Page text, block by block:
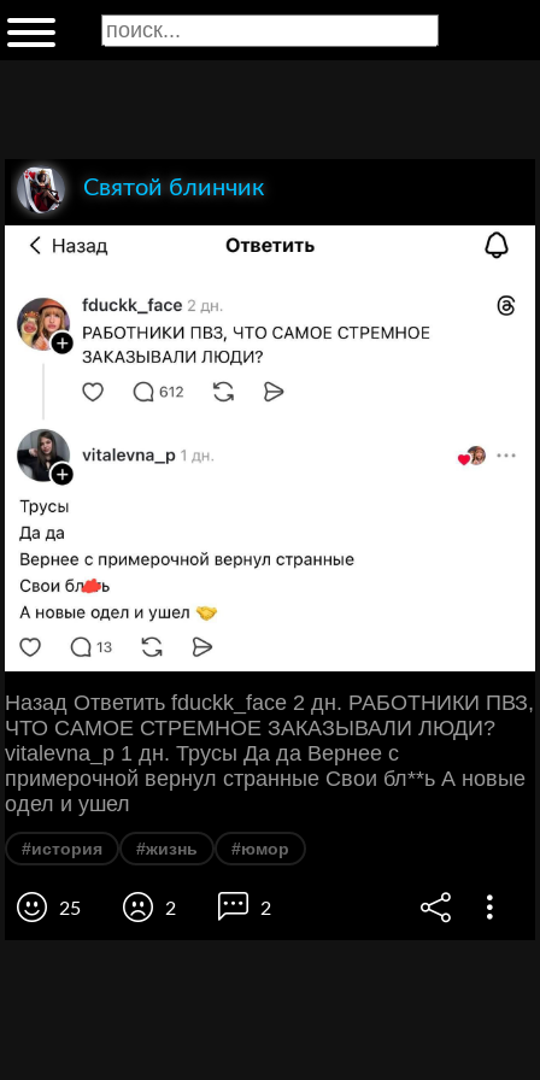
Святой блинчик
Назад Ответить fduckk_face 2 дн. РАБОТНИКИ ПВЗ,
ЧТО САМОЕ СТРЕМНОЕ ЗАКАЗЫВАЛИ ЛЮДИ?
vitalevna_p 1 дн. Трусы Да да Вернее с
примерочной вернул странные Свои бл**ь А новые
одел и ушел
#история #жизнь #юмор
25 2 2